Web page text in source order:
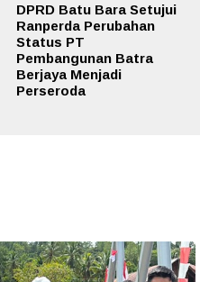
DPRD Batu Bara Setujui
Ranperda Perubahan
Status PT
Pembangunan Batra
Berjaya Menjadi
Perseroda